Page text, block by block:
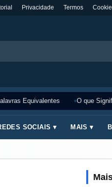
Privacidade Termos
Equivalentes O que
SOCIAIS ▾ MAIS ▾